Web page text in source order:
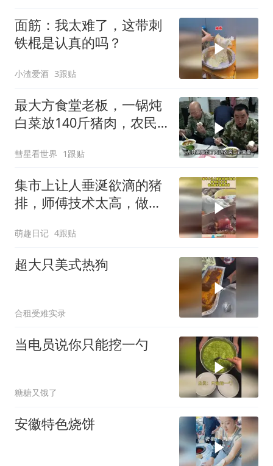
面筋：我太难了，这带刺
铁棍是认真的吗？
小渣爱酒 3跟贴
最大方食堂老板，一锅炖
白菜放140斤猪肉，农民
彗星看世界 1跟贴
集市上让人垂涎欲滴的猪
排，师傅技术太高，做出
萌趣日记 4跟贴
超大只美式热狗
合租受难实录
当电员说你只能挖一勺
糖糖又饿了
安徽特色烧饼